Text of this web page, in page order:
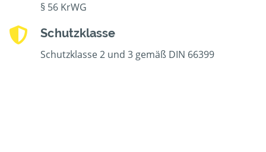
§ 56 KrWG
Schutzklasse
Schutzklasse 2 und 3 gemäß DIN 66399